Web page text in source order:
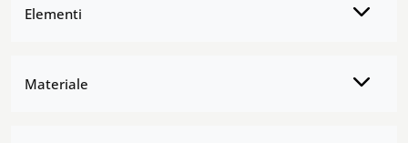
Elementi
Materiale